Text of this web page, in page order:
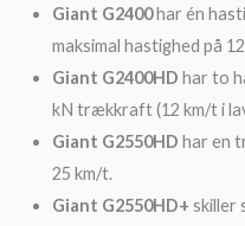
Giant G2400har én
maksimal hastighed på
Giant G2400HD har to
kN trækkraft (12 km/t i
Giant G2550HD har en
25 km/t.
Giant G2550HD+ skiller